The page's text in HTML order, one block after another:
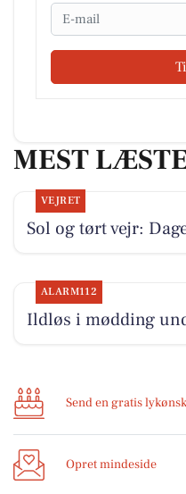
Email
MEST
VEJRET
Sol og tørt vejr:
ALARM112
Ildløs i mødding
Send en gratis
Opret mindeside